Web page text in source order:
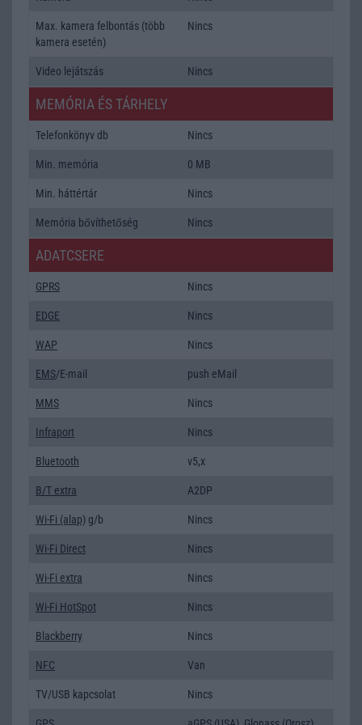
Max. kamera felbontás (több
kamera esetén)
Nincs
Video lejátszás Nincs
MEMÓRIA ÉS TÁRHELY
Telefonkönyv db Nincs
Min. memória 0 MB
Min. háttértár Nincs
Memória bővíthetőség Nincs
ADATCSERE
GPRS Nincs
EDGE Nincs
WAP Nincs
EMS/E-mail push eMail
MMS Nincs
Infraport Nincs
Bluetooth v5,x
B/T extra A2DP
Wi-Fi (alap) g/b Nincs
Wi-Fi Direct Nincs
Wi-Fi extra Nincs
Wi-Fi HotSpot Nincs
Blackberry Nincs
NFC Van
TV/USB kapcsolat Nincs